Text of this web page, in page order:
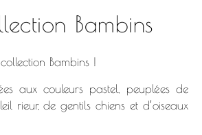
Bambins
Bambins !
aux couleurs pastel, peuplées de
rieur, de gentils chiens et d’oiseaux